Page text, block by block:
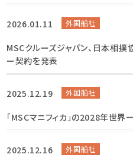
2026.01.11 外国船社
MSCクルーズジャパン、日本相撲
ー契約を発表
2025.12.19 外国船社
「MSCマニフィカ」の2028年世
2025.12.16 外国船社